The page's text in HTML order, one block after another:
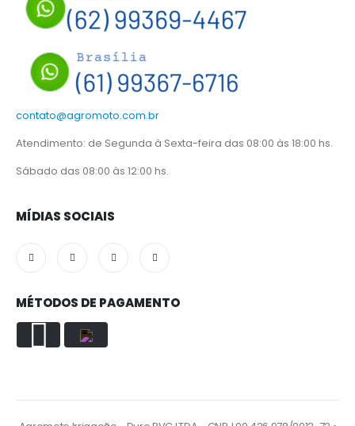
contato@agromoto.com.br
Atendimento: de Segunda à Sexta-feira das 08:00 às 18:00 hs.
Sábado das 08:00 às 12:00 hs.
MÍDIAS SOCIAIS
MÉTODOS DE PAGAMENTO